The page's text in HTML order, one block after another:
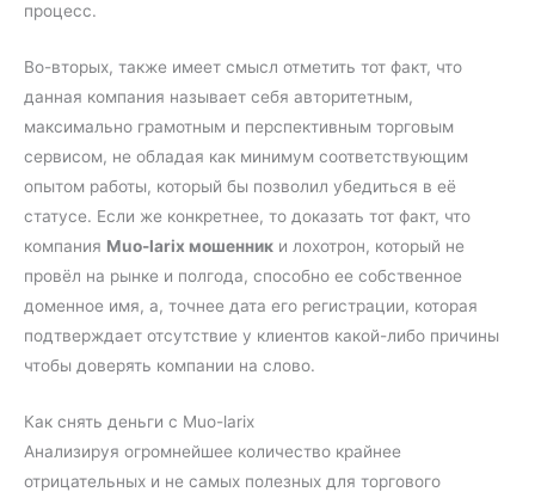
процесс.
Во-вторых, также имеет смысл отметить тот факт, что
данная компания называет себя авторитетным,
максимально грамотным и перспективным торговым
сервисом, не обладая как минимум соответствующим
опытом работы, который бы позволил убедиться в её
статусе. Если же конкретнее, то доказать тот факт, что
компания Muo-larix мошенник и лохотрон, который не
провёл на рынке и полгода, способно ее собственное
доменное имя, а, точнее дата его регистрации, которая
подтверждает отсутствие у клиентов какой-либо причины
чтобы доверять компании на слово.
Как снять деньги с Muo-larix
Анализируя огромнейшее количество крайнее
отрицательных и не самых полезных для торгового